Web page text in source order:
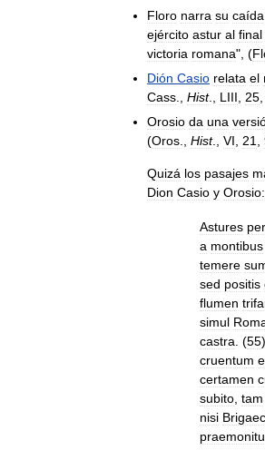
Floro narra su caída
ejército astur al final
victoria romana", (
Dión Casio relata el
Cass
Hist., LIII 25
Orosio da una
(Oros Hist., VI 21
Quizá los pasajes
Dion Casio y Orosio:
Astures per
a montibus
temere
sed positis
flumen
simul
castra . (55)
cruentum
certamen
subito tam
nisi